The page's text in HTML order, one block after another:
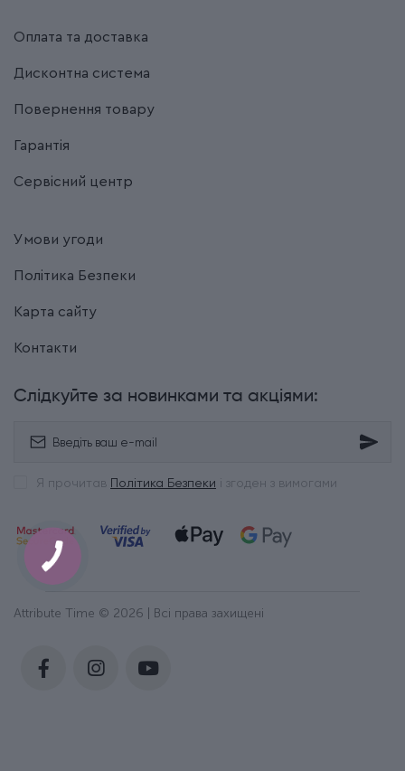
Оплата та доставка
Дисконтна система
Повернення товару
Гарантія
Сервісний центр
Умови угоди
Політика Безпеки
Карта сайту
Контакти
Слідкуйте за новинками та акціями:
Я прочитав Політика Безпеки і згоден з вимогами
Attribute Time © 2026 | Всі права захищені